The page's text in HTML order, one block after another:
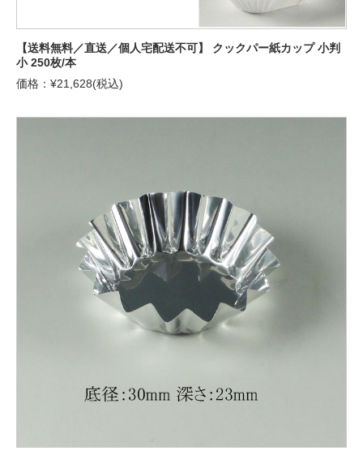
【送料無料／直送／個人宅配送不可】 クックパー紙カップ 小判
小 250枚/本
価格：¥21,628(税込)